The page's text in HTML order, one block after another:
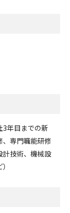
3年目までの新
、専門職能研修
計技術、機械設